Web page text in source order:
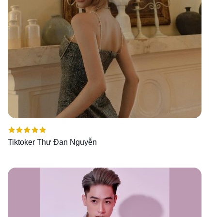
Tiktoker Thư Đan Nguyễn
Được xếp